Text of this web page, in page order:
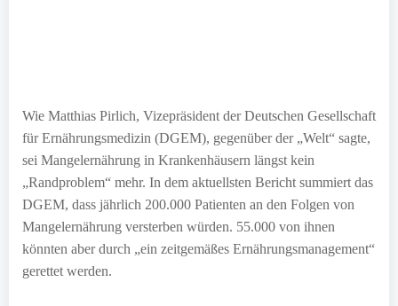
Wie Matthias Pirlich, Vizepräsident der Deutschen Gesellschaft
für Ernährungsmedizin (DGEM), gegenüber der „Welt“ sagte,
sei Mangelernährung in Krankenhäusern längst kein
„Randproblem“ mehr. In dem aktuellsten Bericht summiert das
DGEM, dass jährlich 200.000 Patienten an den Folgen von
Mangelernährung versterben würden. 55.000 von ihnen
könnten aber durch „ein zeitgemäßes Ernährungsmanagement“
gerettet werden.